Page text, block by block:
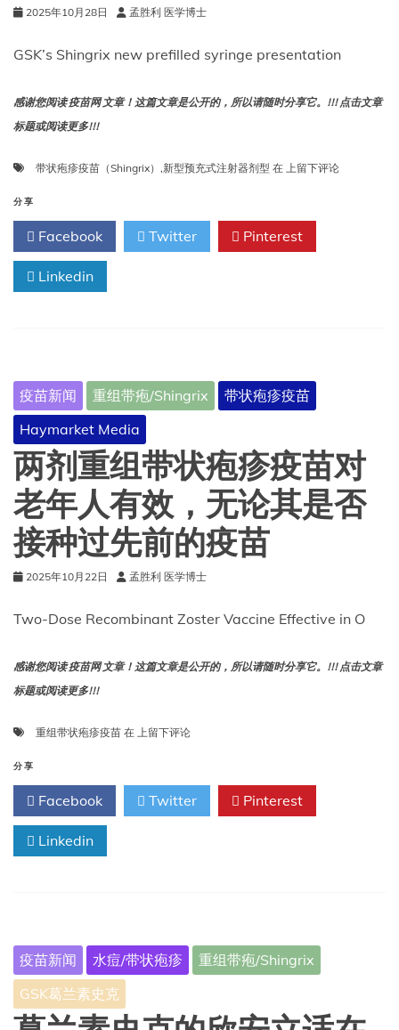
2025年10月28日 孟胜利 医学博士
GSK’s Shingrix new prefilled syringe presentation
感谢您阅读 疫苗网 文章！这篇文章是公开的，所以请随时分享它。!!! 点击文章
标题或阅读更多!!!
带状疱疹疫苗（Shingrix） ,新型预充式注射器剂型 在 葛
史
克
的
（Shingrix）
新
充
式
注
射
器
欧
品
品
委
见
上留下评论
分享
Facebook Twitter Pinterest
Linkedin
疫苗新闻 重组带疱/Shingrix
带状疱疹疫苗
Haymarket Media
两剂重组带状疱疹疫苗对
老年人有效，无论其是否
接种过先前的疫苗
2025年10月22日 孟胜利 医学博士
Two-Dose Recombinant Zoster Vaccine Effective in O
感谢您阅读 疫苗网 文章！这篇文章是公开的，所以请随时分享它。!!! 点击文章
标题或阅读更多!!!
重组带状疱疹疫苗 在 两
组
带
状
年
人
无
上留下评论
分享
Facebook Twitter Pinterest
Linkedin
疫苗新闻 水痘/带状疱疹
重组带疱/Shingrix
GSK葛兰素史克